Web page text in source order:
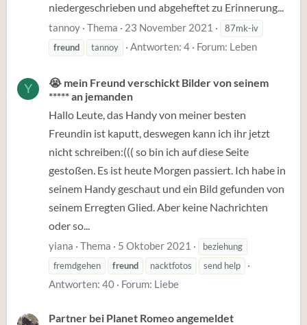
niedergeschrieben und abgeheftet zu Erinnerung...
tannoy Thema 23 November 2021
87mk-iv
freund
tannoy Antworten: 4 Forum: Leben
Y
😭 mein Freund verschickt Bilder von seinem
***** an jemanden
Hallo Leute, das Handy von meiner besten
Freundin ist kaputt, deswegen kann ich ihr jetzt
nicht schreiben:((( so bin ich auf diese Seite
gestoßen. Es ist heute Morgen passiert. Ich habe in
seinem Handy geschaut und ein Bild gefunden von
seinem Erregten Glied. Aber keine Nachrichten
oder so...
yiana Thema 5 Oktober 2021
beziehung
fremdgehen
freund nacktfotos send help
Antworten: 40 Forum: Liebe
Partner bei Planet Romeo angemeldet